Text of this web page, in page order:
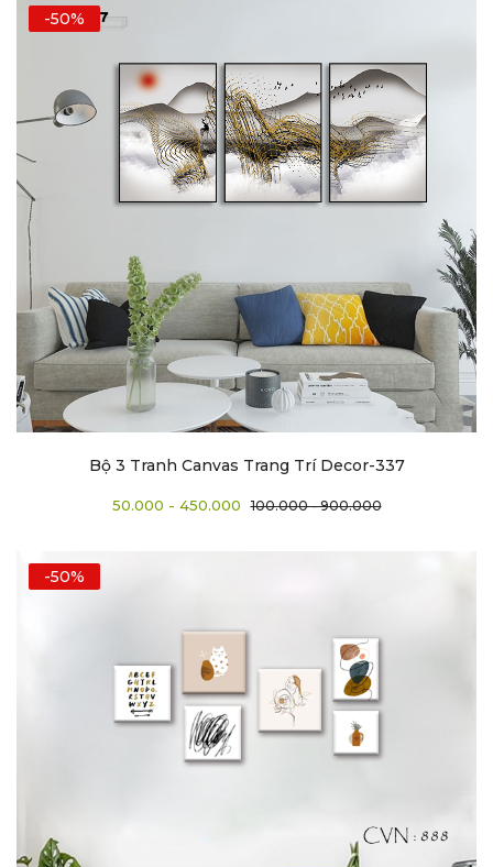
-50%
Bộ 3 Tranh Canvas Trang Trí Decor-337
50.000 - 450.000 100.000 - 900.000
-50%